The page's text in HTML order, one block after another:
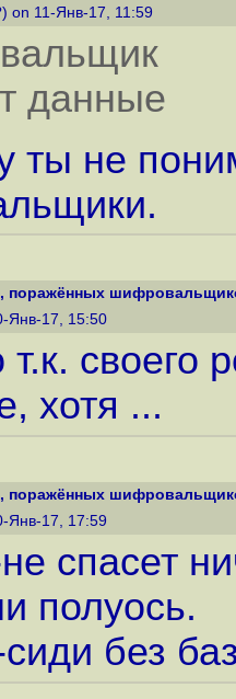
on 11-Янв-17, 11:59
данные
ты не
поражённых
Янв-17, 15:50
т.к. своего
хотя ...
поражённых
Янв-17, 17:59
спасет
полуось.
без